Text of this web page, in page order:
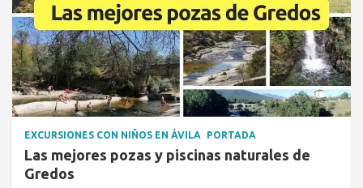
EXCURSIONES CON NIÑOS EN ÁVILA PORTADA
Las mejores pozas y piscinas naturales de
Gredos